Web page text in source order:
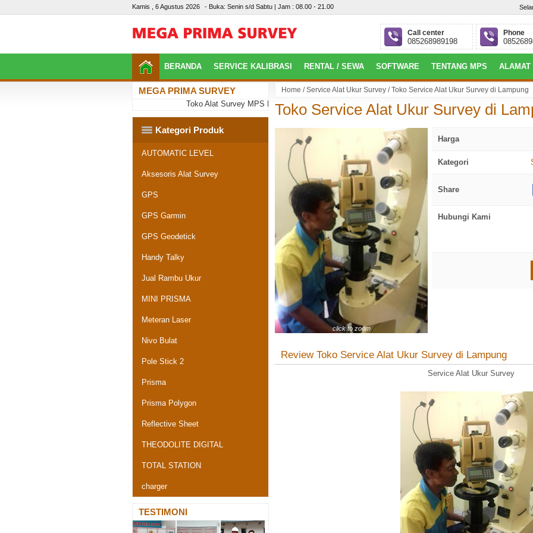
Kamis , 6 Agustus 2026 - Buka: Senin s/d Sabtu | Jam : 08.00 - 21.00
Call center
085268989198
Phone
BERANDA SERVICE KALIBRASI RENTAL / SEWA SOFTWARE TENTANG MPS ALAMAT
Home /Service Alat Ukur Survey /Toko Service Alat Ukur Survey di Lampung
Toko Service Alat Ukur Survey di
click to zoom
Harga
Kategori
Share
Hubungi Kami
Review Toko Service Alat Ukur Survey di Lampung
Service Alat Ukur Survey
MEGA PRIMA SURVEY
Toko Alat Survey MPS Palembang : Jl. Jepang, Perumahan Villa Gardena 4 Blok.P No.09, Alang-
Kategori Produk
AUTOMATIC LEVEL
Aksesoris Alat Survey
GPS
GPS Garmin
GPS Geodetick
Handy Talky
Jual Rambu Ukur
MINI PRISMA
Meteran Laser
Nivo Bulat
Pole Stick 2
Prisma
Prisma Polygon
Reflective Sheet
THEODOLITE DIGITAL
TOTAL STATION
charger
TESTIMONI